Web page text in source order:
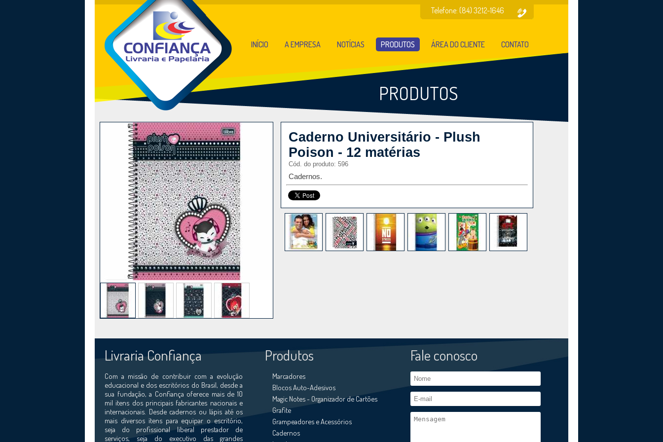
Telefone: (84) 3212-1646
INÍCIO A EMPRESA NOTÍCIAS PRODUTOS ÁREA DO CLIENTE CONTATO
PRODUTOS
Caderno Universitário - Plush
Poison - 12 matérias
Cód. do produto: 596
Cadernos.
Livraria Confiança
Com a missão de contribuir com a evolução
educacional e dos escritórios do Brasil, desde a
sua fundação, a Confiança oferece mais de 10
mil itens dos principais fabricantes nacionais e
internacionais. Desde cadernos ou lápis até os
mais diversos ítens para equipar o escritório,
seja do profissional liberal prestador de
serviços, seja do executivo das grandes
Produtos
Marcadores
Blocos Auto-Adesivos
Magic Notes - Organizador de Cartões
Grafite
Grampeadores e Acessórios
Cadernos
Fale conosco